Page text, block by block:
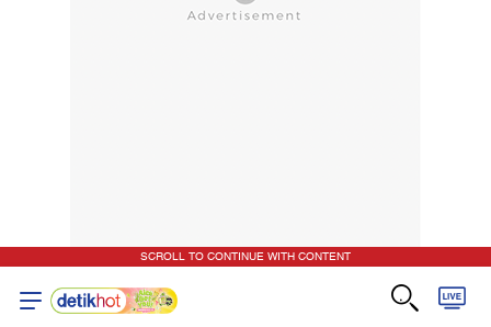
SCROLL TO CONTINUE WITH CONTENT